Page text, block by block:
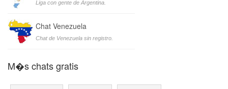
Liga con gente de Argentina.
Chat Venezuela
Chat de Venezuela sin registro.
M�s chats gratis